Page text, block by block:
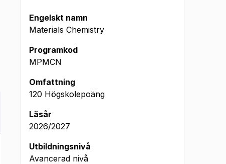
Engelskt namn
Materials Chemistry
Programkod
MPMCN
Omfattning
120 Högskolepoäng
Läsår
2026/2027
Utbildningsnivå
Avancerad nivå